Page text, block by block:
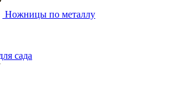
Ножницы по металлу
сада